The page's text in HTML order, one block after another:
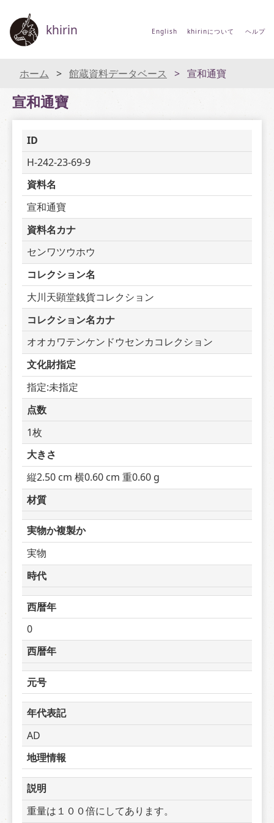
khirin English khirinについて ヘルプ
ホーム 館蔵資料データベース 宣和通寶
宣和通寶
ID
H-242-23-69-9
資料名
宣和通寶
資料名カナ
センワツウホウ
コレクション名
大川天顕堂銭貨コレクション
コレクション名カナ
オオカワテンケンドウセンカコレクション
文化財指定
指定:未指定
点数
1枚
大きさ
縦2.50 cm 横0.60 cm 重0.60 g
材質
実物か複製か
実物
時代
西暦年
0
西暦年
元号
年代表記
AD
地理情報
説明
重量は１００倍にしてあります。